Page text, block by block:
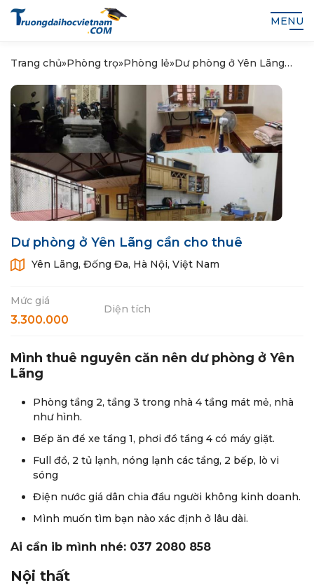
MENU
Trang chủ»Phòng trọ»Phòng lẻ»Dư phòng ở Yên Lãng
Dư phòng ở Yên Lãng cần cho thuê
Yên Lãng, Đống Đa, Hà Nội, Việt Nam
Mức giá
3.300.000
Diện tích
Mình thuê nguyên căn nên dư phòng ở Yên
Lãng
Phòng tầng 2, tầng 3 trong nhà 4 tầng mát mẻ, nhà
như hình.
Bếp ăn để xe tầng 1, phơi đồ tầng 4 có máy giặt.
Full đồ, 2 tủ lạnh, nóng lạnh các tầng, 2 bếp, lò vi
sóng
Điện nước giá dân chia đầu người không kinh doanh.
Mình muốn tìm bạn nào xác định ở lâu dài.
Ai cần ib mình nhé: 037 2080 858
Nội thất